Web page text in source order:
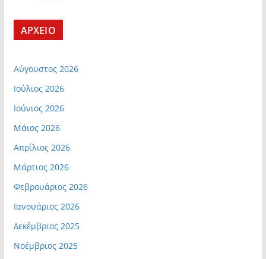
ΑΡΧΕΙΟ
Αύγουστος 2026
Ιούλιος 2026
Ιούνιος 2026
Μάιος 2026
Απρίλιος 2026
Μάρτιος 2026
Φεβρουάριος 2026
Ιανουάριος 2026
Δεκέμβριος 2025
Νοέμβριος 2025